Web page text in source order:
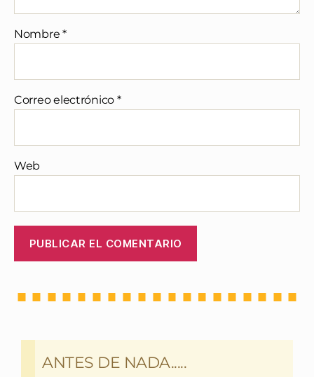
Nombre*
Correo electrónico *
Web
ANTES DE NADA.....